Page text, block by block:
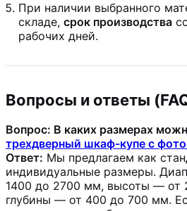
При наличии выбранного
складе, срок производства
рабочих дней.
Вопросы и ответы
Вопрос: В каких размерах
трехдверный шкаф-купе с
Ответ: Мы предлагаем как
индивидуальные размеры.
1400 до 2700 мм, высоты — от
глубины — от 400 до 700 мм.